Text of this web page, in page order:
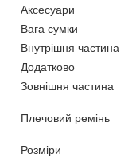
Аксесуари
Вага сумки
Внутрішня частина
Додатково
Зовнішня частина
Плечовий ремінь
Розміри